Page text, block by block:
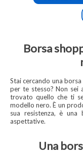
Borsa
Stai cercando una
per te stesso? Non sei
trovato quello che ti
modello nero. È un
sua resistenza, è
aspettative.
Una